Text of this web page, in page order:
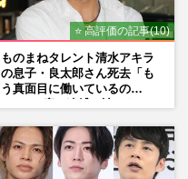
⭐ 高評価の記事(10)
ものまねタレント清水アキラ
の息子・良太郎さん死去「も
う真面目に働いているの